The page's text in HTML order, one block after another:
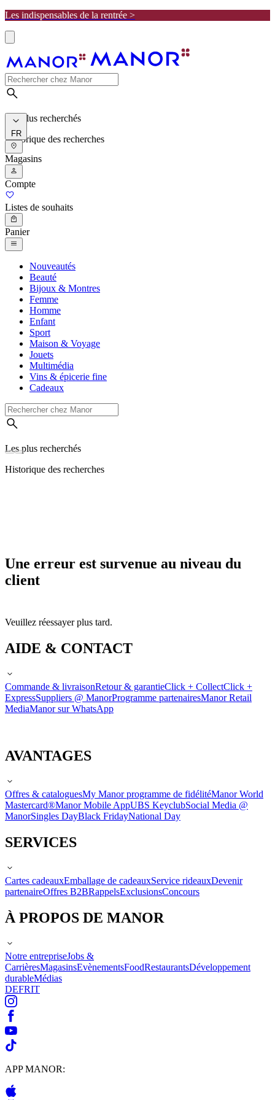
Les indispensables de la rentrée >
Les plus recherchés
Historique des recherches
FR
Magasins
Compte
Listes de souhaits
Panier
Nouveautés
Beauté
Bijoux & Montres
Femme
Homme
Enfant
Sport
Maison & Voyage
Jouets
Multimédia
Vins & épicerie fine
Cadeaux
Les plus recherchés
Historique des recherches
Une erreur est survenue au niveau du
client
Veuillez réessayer plus tard.
AIDE & CONTACT
Commande & livraisonRetour & garantieClick + CollectClick +
ExpressSuppliers @ ManorProgramme partenairesManor Retail
MediaManor sur WhatsApp
AVANTAGES
Offres & cataloguesMy Manor programme de fidélitéManor World
Mastercard®Manor Mobile AppUBS KeyclubSocial Media @
ManorSingles DayBlack FridayNational Day
SERVICES
Cartes cadeauxEmballage de cadeauxService rideauxDevenir
partenaireOffres B2BRappelsExclusionsConcours
À PROPOS DE MANOR
Notre entrepriseJobs &
CarrièresMagasinsEvènementsFoodRestaurantsDéveloppement
durableMédias
DEFRIT
APP MANOR: